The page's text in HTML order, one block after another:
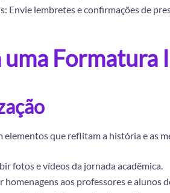
Envie lembretes e confirmações de
uma Formatura
elementos que reflitam a história e as
fotos e vídeos da jornada acadêmica.
homenagens aos professores e alunos